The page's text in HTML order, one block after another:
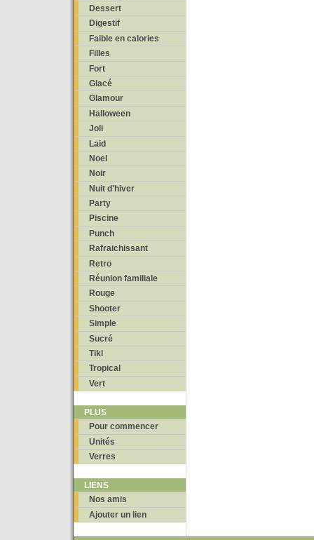
Dessert
Digestif
Faible en calories
Filles
Fort
Glacé
Glamour
Halloween
Joli
Laid
Noel
Noir
Nuit d'hiver
Party
Piscine
Punch
Rafraichissant
Retro
Réunion familiale
Rouge
Shooter
Simple
Sucré
Tiki
Tropical
Vert
PLUS
Pour commencer
Unités
Verres
LIENS
Nos amis
Ajouter un lien